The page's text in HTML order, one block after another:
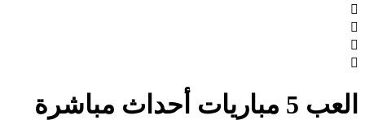




العب 5 مباريات أحداث مباشرة